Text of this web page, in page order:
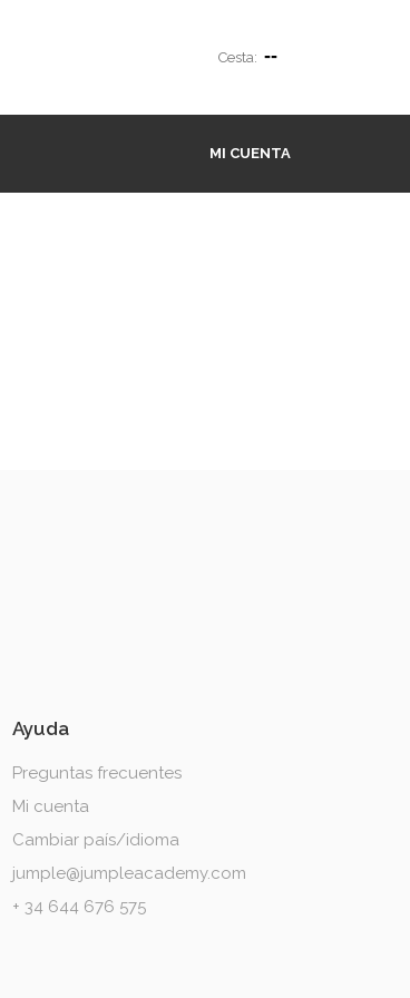
Cesta: --
MI CUENTA
Ayuda
Preguntas frecuentes
Mi cuenta
Cambiar país/idioma
jumple@jumpleacademy.com
+ 34 644 676 575